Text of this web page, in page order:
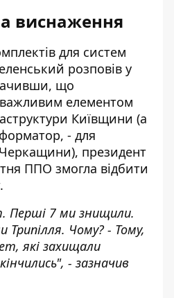
виснаження
для систем
розповів у
що
елементом
Київщини (а
- для
президент
ППО змогла відбити
.
Перші 7 ми знищили.
Чому? - Тому,
які захищали
- зазначив